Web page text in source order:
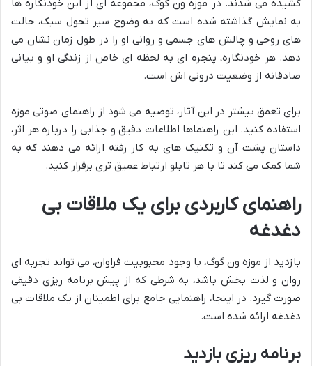
کشیده می شدند. در موزه ون گوگ، مجموعه ای از این خودنگاره ها
به نمایش گذاشته شده است که به وضوح سیر تحول سبک، حالت
های روحی و چالش های جسمی و روانی او را در طول زمان نشان می
دهد. هر خودنگاره، پنجره ای به لحظه ای خاص از زندگی او و بیانی
صادقانه از وضعیت درونی اش است.
برای تعمق بیشتر در این آثار، توصیه می شود از راهنمای صوتی موزه
استفاده کنید. این راهنماها اطلاعات دقیق و جذابی را درباره هر اثر،
داستان پشت آن و تکنیک های به کار رفته ارائه می دهند که به
شما کمک می کند تا با هر تابلو ارتباط عمیق تری برقرار کنید.
راهنمای کاربردی برای یک ملاقات بی
دغدغه
بازدید از موزه ون گوگ، با وجود محبوبیت فراوان، می تواند تجربه ای
روان و لذت بخش باشد، به شرطی که از پیش برنامه ریزی دقیقی
صورت گیرد. در اینجا، راهنمایی جامع برای اطمینان از یک ملاقات بی
دغدغه ارائه شده است.
برنامه ریزی بازدید